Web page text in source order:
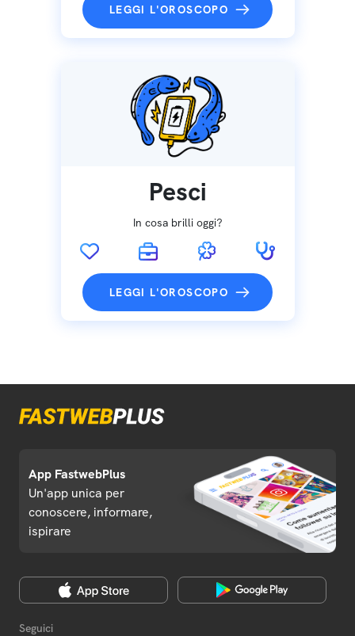
LEGGI L'OROSCOPO
Pesci
In cosa brilli oggi?
LEGGI L'OROSCOPO
App FastwebPlus
Un'app unica per
conoscere, informare,
ispirare
Seguici